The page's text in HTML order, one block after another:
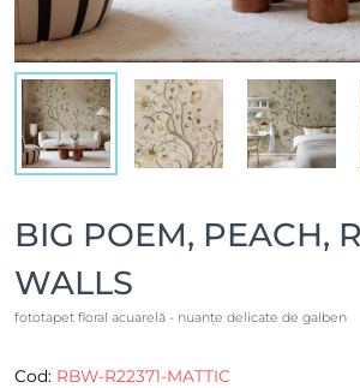
BIG POEM, PEACH,
WALLS
fototapet floral acuarelă - nuanțe delicate de galben
Cod: RBW-R22371-MATTIC